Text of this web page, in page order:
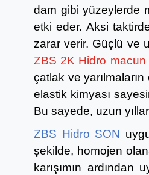
dam gibi yüzeylerde
etki eder. Aksi
zarar verir. Güçlü ve
ZBS 2K Hidro macun
çatlak ve
elastik kimyası
Bu sayede, uzun
ZBS Hidro SON
şekilde, homojen
karışımın